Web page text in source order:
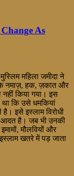
Change As
महिला जमीदा ने
नमाज़, हक, ज़कात और
नहीं किया गया। इस
था कि उसे धमकियां
इसे इस्लाम विरोधी
आदत है। जब भी उनकी
मौलवियों और
खतरे में पड़ जाता